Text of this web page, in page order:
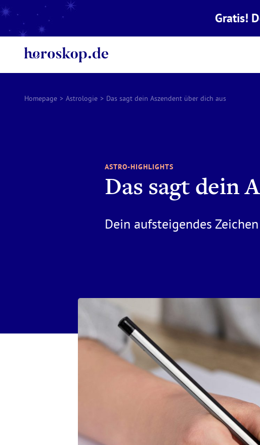
Gratis!
Homepage > Astrologie > Das sagt dein Aszendent über dich aus
ASTRO-HIGHLIGHTS
Das sagt dein
Dein aufsteigendes